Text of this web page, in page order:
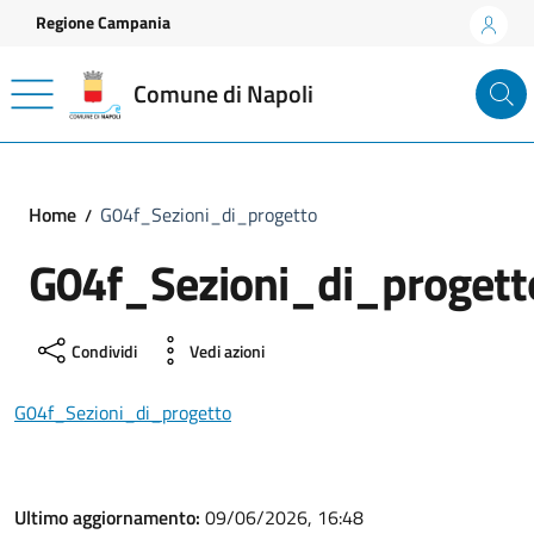
Vai ai contenuti
Vai al footer
Regione Campania
Comune di Napoli
Home G04f_Sezioni_di_progetto
Condividi Vedi azioni
G04f_Sezioni_di_progetto
Ultimo aggiornamento: 09/06/2026, 16:48